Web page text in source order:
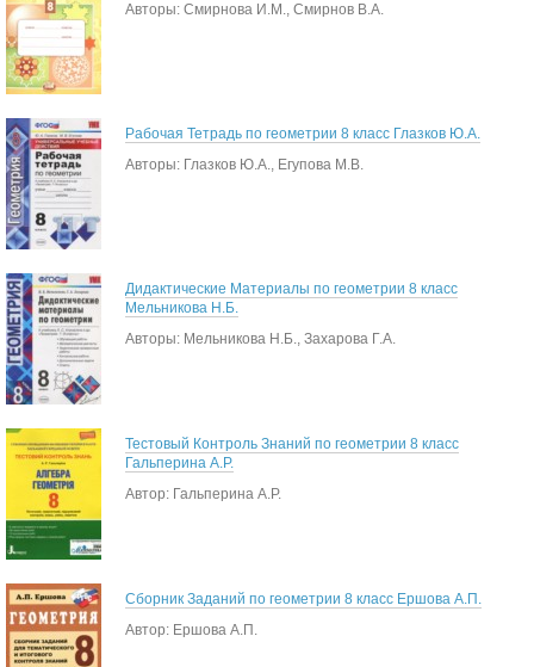
Авторы: Смирнова И.М., Смирнов В.А.
Рабочая Тетрадь по геометрии 8 класс Глазков Ю.А.
Авторы: Глазков Ю.А., Егупова М.В.
Дидактические Материалы по геометрии 8 класс
Мельникова Н.Б.
Авторы: Мельникова Н.Б., Захарова Г.А.
Тестовый Контроль Знаний по геометрии 8 класс
Гальперина А.Р.
Автор: Гальперина А.Р.
Сборник Заданий по геометрии 8 класс Ершова А.П.
Автор: Ершова А.П.